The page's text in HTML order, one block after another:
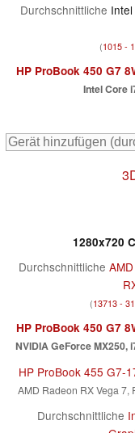
Durchschnittliche
(1015 -
HP ProBook 450 G7
Intel Core
1280x720
Durchschnittliche
(13713 -
HP ProBook 450 G7
NVIDIA GeForce MX250,
HP ProBook 455 G7-
AMD Radeon RX Vega 7,
Durchschnittliche